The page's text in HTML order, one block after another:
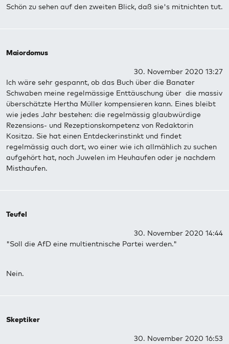
Schön zu sehen auf den zweiten Blick, daß sie's mitnichten tut.
Maiordomus
30. November 2020 13:27
Ich wäre sehr gespannt, ob das Buch über die Banater
Schwaben meine regelmässige Enttäuschung über die massiv
überschätzte Hertha Müller kompensieren kann. Eines bleibt
wie jedes Jahr bestehen: die regelmässig glaubwürdige
Rezensions- und Rezeptionskompetenz von Redaktorin
Kositza. Sie hat einen Entdeckerinstinkt und findet
regelmässig auch dort, wo einer wie ich allmählich zu suchen
aufgehört hat, noch Juwelen im Heuhaufen oder je nachdem
Misthaufen.
Teufel
30. November 2020 14:44
"Soll die AfD eine multientnische Partei werden."
Nein.
Skeptiker
30. November 2020 16:53